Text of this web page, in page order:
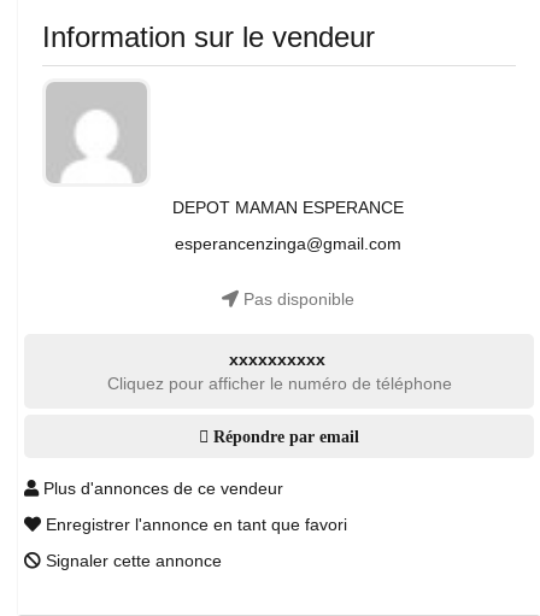
Information sur le vendeur
DEPOT MAMAN ESPERANCE
esperancenzinga@gmail.com
Pas disponible
xxxxxxxxxx
Cliquez pour afficher le numéro de téléphone
Répondre par email
Plus d'annonces de ce vendeur
Enregistrer l'annonce en tant que favori
Signaler cette annonce